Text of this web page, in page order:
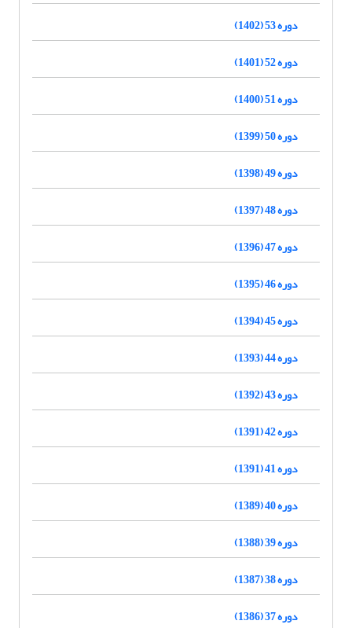
دوره 53 (1402)
دوره 52 (1401)
دوره 51 (1400)
دوره 50 (1399)
دوره 49 (1398)
دوره 48 (1397)
دوره 47 (1396)
دوره 46 (1395)
دوره 45 (1394)
دوره 44 (1393)
دوره 43 (1392)
دوره 42 (1391)
دوره 41 (1391)
دوره 40 (1389)
دوره 39 (1388)
دوره 38 (1387)
دوره 37 (1386)